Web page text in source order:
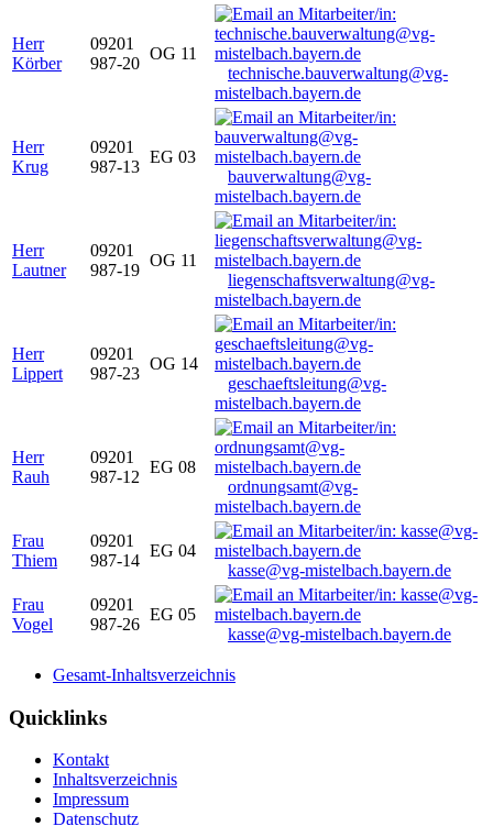
Herr
Körber
09201
987-20
OG 11
technische.bauverwaltung@vg-
mistelbach.bayern.de
Herr
Krug
09201
987-13
EG 03
bauverwaltung@vg-
mistelbach.bayern.de
Herr
Lautner
09201
987-19
OG 11
liegenschaftsverwaltung@vg-
mistelbach.bayern.de
Herr
Lippert
09201
987-23
OG 14
geschaeftsleitung@vg-
mistelbach.bayern.de
Herr
Rauh
09201
987-12
EG 08
ordnungsamt@vg-
mistelbach.bayern.de
Frau
Thiem
09201
987-14
EG 04
kasse@vg-mistelbach.bayern.de
Frau
Vogel
09201
987-26
EG 05
kasse@vg-mistelbach.bayern.de
Gesamt-Inhaltsverzeichnis
Quicklinks
Kontakt
Inhaltsverzeichnis
Impressum
Datenschutz